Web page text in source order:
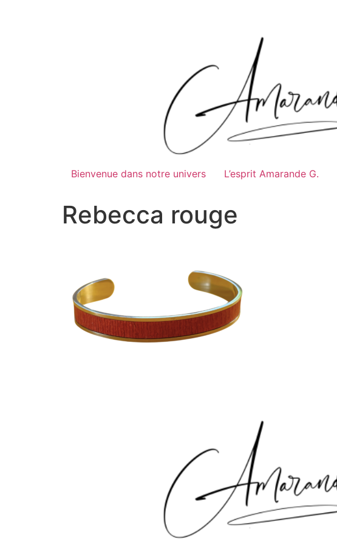
Bienvenue dans notre univers L’esprit Amarande G.
Rebecca rouge